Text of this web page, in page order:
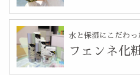
水と保湿にこだわっ
フェンネ化